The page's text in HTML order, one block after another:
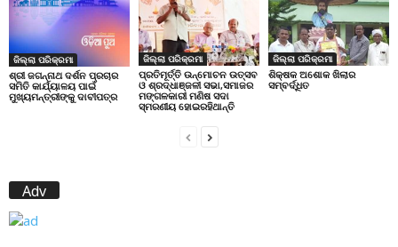
ଜିଲ୍ଲା ପରିକ୍ରମା
ଶ୍ରୀ ଜଗନ୍ନାଥ ଦର୍ଶନ ପ୍ରଚାର
ସମିତି କାର୍ଯ୍ୟାଳୟ ପାଇଁ
ମୁଖ୍ୟମନ୍ତ୍ରୀଙ୍କୁ ଦାବୀପତ୍ର
ଜିଲ୍ଲା ପରିକ୍ରମା
ପ୍ରତିମୂର୍ତ୍ତି ଉନ୍ମୋଚନ ଉତ୍ସବ
ଓ ଶ୍ରଦ୍ଧାଞ୍ଜଳୀ ସଭା,ସମାଜର
ମଙ୍ଗଳକାରୀ ମଣିଷ ସଦା
ସ୍ମରଣୀୟ ହୋଇରହିଥାନ୍ତି
ଜିଲ୍ଲା ପରିକ୍ରମା
ଶିକ୍ଷକ ଅଶୋକ ଖିଲାର
ସମ୍ବର୍ଦ୍ଧିତ
Adv